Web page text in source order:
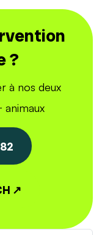
?
à nos deux
animaux
↗